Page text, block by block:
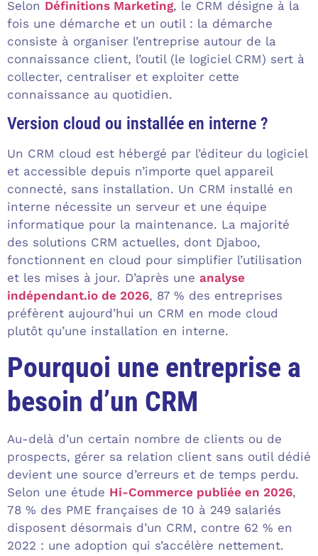
Selon Définitions Marketing, le CRM désigne à la
fois une démarche et un outil : la démarche
consiste à organiser l’entreprise autour de la
connaissance client, l’outil (le logiciel CRM) sert à
collecter, centraliser et exploiter cette
connaissance au quotidien.
Version cloud ou installée en interne ?
Un CRM cloud est hébergé par l’éditeur du logiciel
et accessible depuis n’importe quel appareil
connecté, sans installation. Un CRM installé en
interne nécessite un serveur et une équipe
informatique pour la maintenance. La majorité
des solutions CRM actuelles, dont Djaboo,
fonctionnent en cloud pour simplifier l’utilisation
et les mises à jour. D’après une analyse
indépendant.io de 2026, 87 % des entreprises
préfèrent aujourd’hui un CRM en mode cloud
plutôt qu’une installation en interne.
Pourquoi une entreprise a
besoin d’un CRM
Au-delà d’un certain nombre de clients ou de
prospects, gérer sa relation client sans outil dédié
devient une source d’erreurs et de temps perdu.
Selon une étude Hi-Commerce publiée en 2026,
78 % des PME françaises de 10 à 249 salariés
disposent désormais d’un CRM, contre 62 % en
2022 : une adoption qui s’accélère nettement.